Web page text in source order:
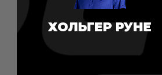
ХОЛЬГЕР РУНЕ